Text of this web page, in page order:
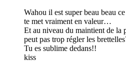
Wahou il est super beau beau
te met vraiment en valeur…
Et au niveau du maintient de la
peut pas trop régler les
Tu es sublime dedans!!
kiss